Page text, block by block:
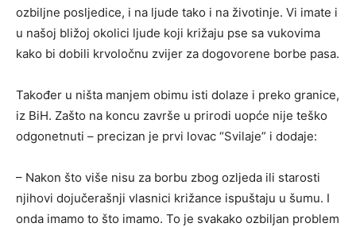
ozbiljne posljedice, i na ljude tako i na životinje. Vi imate i
u našoj bližoj okolici ljude koji križaju pse sa vukovima
kako bi dobili krvoločnu zvijer za dogovorene borbe pasa.
Također u ništa manjem obimu isti dolaze i preko granice,
iz BiH. Zašto na koncu završe u prirodi uopće nije teško
odgonetnuti – precizan je prvi lovac “Svilaje” i dodaje:
– Nakon što više nisu za borbu zbog ozljeda ili starosti
njihovi dojučerašnji vlasnici križance ispuštaju u šumu. I
onda imamo to što imamo. To je svakako ozbiljan problem